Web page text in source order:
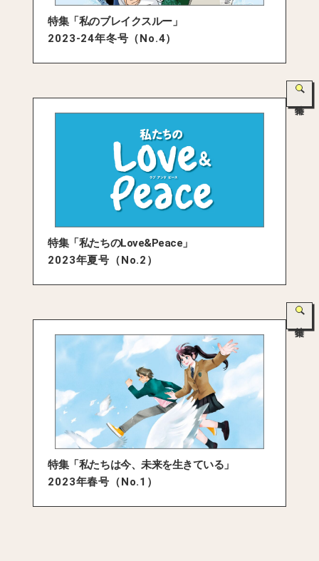
特集「私のブレイクスルー」
2023-24年冬号（No.4）
特集「私たちのLove&Peace」
2023年夏号（No.2）
特集「私たちは今、未来を生きている」
2023年春号（No.1）